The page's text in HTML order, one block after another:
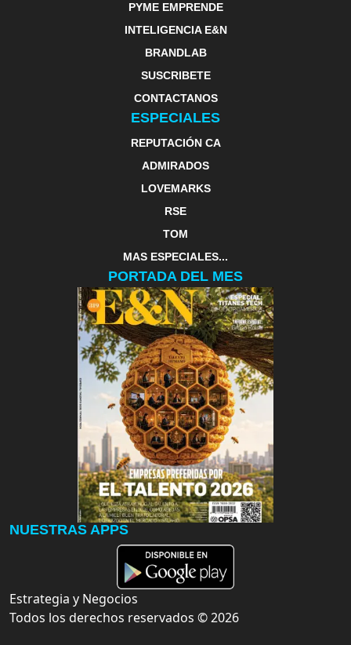
PYME EMPRENDE
INTELIGENCIA E&N
BRANDLAB
SUSCRIBETE
CONTACTANOS
ESPECIALES
REPUTACIÓN CA
ADMIRADOS
LOVEMARKS
RSE
TOM
MAS ESPECIALES...
PORTADA DEL MES
NUESTRAS APPS
Estrategia y Negocios
Todos los derechos reservados ©2026